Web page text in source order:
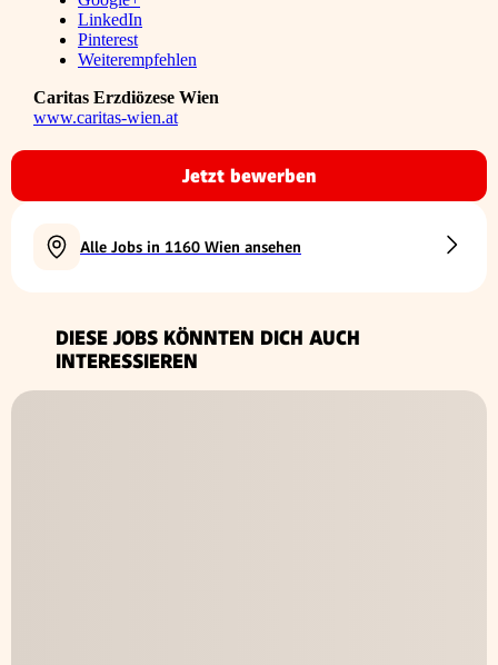
LinkedIn
Pinterest
Weiterempfehlen
Caritas Erzdiözese Wien
www.caritas-wien.at
Jetzt bewerben
Alle Jobs in 1160 Wien ansehen
DIESE JOBS KÖNNTEN DICH AUCH
INTERESSIEREN